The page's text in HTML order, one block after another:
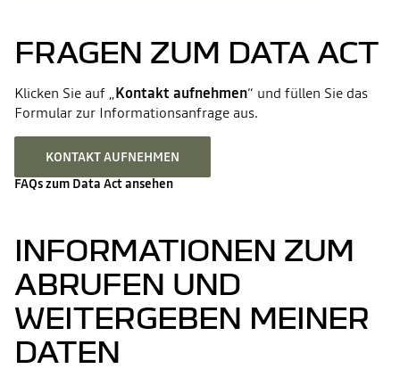
FRAGEN ZUM DATA ACT
Klicken Sie auf „Kontakt aufnehmen“ und füllen Sie das
Formular zur Informationsanfrage aus.
KONTAKT AUFNEHMEN
FAQs zum Data Act ansehen
INFORMATIONEN ZUM
ABRUFEN UND
WEITERGEBEN MEINER
DATEN